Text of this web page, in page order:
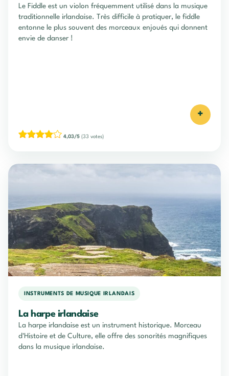
Le Fiddle est un violon fréquemment utilisé dans la musique
traditionnelle irlandaise. Très difficile à pratiquer, le fiddle
entonne le plus souvent des morceaux enjoués qui donnent
envie de danser !
+
4,03/5 (33 votes)
INSTRUMENTS DE MUSIQUE IRLANDAIS
La harpe irlandaise
La harpe irlandaise est un instrument historique. Morceau
d'Histoire et de Culture, elle offre des sonorités magnifiques
dans la musique irlandaise.